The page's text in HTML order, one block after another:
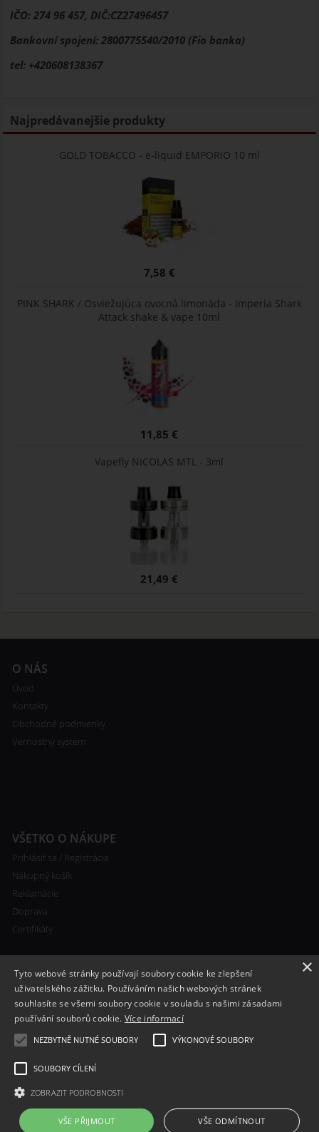
IČO: 274 96 457, DIČ:CZ27496457
Bankovní spojení: 2800775540/2010 (Fio banka)
tel: +420608138367
Najpredávanejšie produkty
GOLD TOBACCO - e-liquid EMPORIO 10 ml
7,58 €
PINK SHARK / Osviežujúca ovocná limonáda - Imperia Shark
Attack shake & vape 10ml
11,85 €
Vapefly NICOLAS MTL - 3ml
21,49 €
O NÁS
Úvod
Kontakty
Obchodné podmienky
Vernostný systém
VŠETKO O NÁKUPE
Prihlásiť sa / Registrácia
Nákupný košík
Reklamácie
Doprava
Certifikáty
RYCHLÝ KONTAKT
+420 608 138 367
info@bomba-cig.sk
×
Tyto webové stránky používají soubory cookie ke zlepšení
uživatelského zážitku. Používáním našich webových stránek
souhlasíte se všemi soubory cookie v souladu s našimi zásadami
používání souborů cookie. Více informací
NEZBYTNĚ NUTNÉ SOUBORY VÝKONOVÉ SOUBORY
SOUBORY CÍLENÍ
ZOBRAZIT PODROBNOSTI
VŠE PŘIJMOUT VŠE ODMÍTNOUT